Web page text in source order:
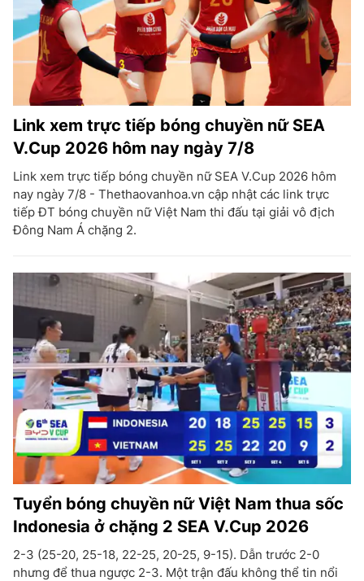
Link xem trực tiếp bóng chuyền nữ SEA
V.Cup 2026 hôm nay ngày 7/8
Link xem trực tiếp bóng chuyền nữ SEA V.Cup 2026 hôm
nay ngày 7/8 - Thethaovanhoa.vn cập nhật các link trực
tiếp ĐT bóng chuyền nữ Việt Nam thi đấu tại giải vô địch
Đông Nam Á chặng 2.
Tuyển bóng chuyền nữ Việt Nam thua sốc
Indonesia ở chặng 2 SEA V.Cup 2026
2-3 (25-20, 25-18, 22-25, 20-25, 9-15). Dẫn trước 2-0
nhưng để thua ngược 2-3. Một trận đấu không thể tin nổi